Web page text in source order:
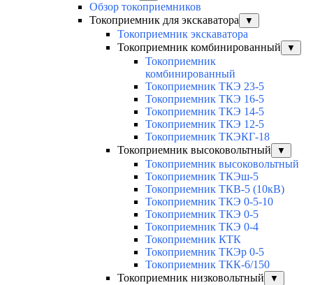
Обзор токоприемников
Токоприемник для экскаватора
▼
Токоприемник экскаватора
Токоприемник комбинированный
▼
Токоприемник
комбинированный
Токоприемник ТКЭ 23-5
Токоприемник ТКЭ 16-5
Токоприемник ТКЭ 14-5
Токоприемник ТКЭ 12-5
Токоприемник ТКЭКГ-18
Токоприемник высоковольтный
▼
Токоприемник высоковольтный
Токоприемник ТКЭш-5
Токоприемник ТКВ-5 (10кВ)
Токоприемник ТКЭ 0-5-10
Токоприемник ТКЭ 0-5
Токоприемник ТКЭ 0-4
Токоприемник КТК
Токоприемник ТКЭр 0-5
Токоприемник ТКК-6/150
Токоприемник низковольтный
▼